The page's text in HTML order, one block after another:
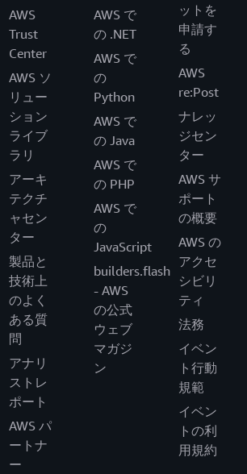
AWS
Trust
Center
AWS ソ
リュー
ション
ライブ
ラリ
アーキ
テクチ
ャセン
ター
製品と
技術上
のよく
ある質
問
アナリ
ストレ
ポート
AWS パ
ートナ
ー
AWS で
の .NET
AWS で
の
Python
AWS で
の Java
AWS で
の PHP
AWS で
の
JavaScript
builders.flash
- AWS
の公式
ウェブ
マガジ
ン
ットを
申請す
る
AWS
re:Post
ナレッ
ジセン
ター
AWS サ
ポート
の概要
AWS の
アクセ
シビリ
ティ
法務
イベン
ト行動
規範
イベン
トの利
用規約